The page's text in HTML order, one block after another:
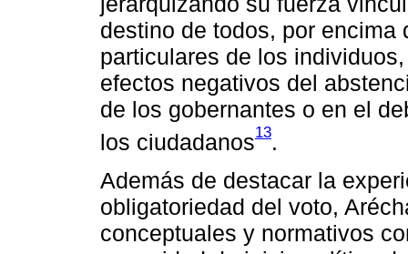
destino de todos, por
particulares de los
efectos negativos del
de los gobernantes o en el
los ciudadanos13.
Además de destacar la
obligatoriedad del voto,
conceptuales y normativos